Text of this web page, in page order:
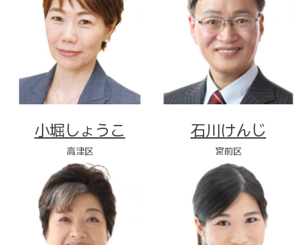
小堀しょうこ
高津区
石川けんじ
宮前区